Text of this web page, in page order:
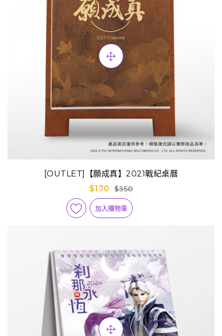
[OUTLET]【願成真】2021戰紀桌曆
$170
$350
加入購物車